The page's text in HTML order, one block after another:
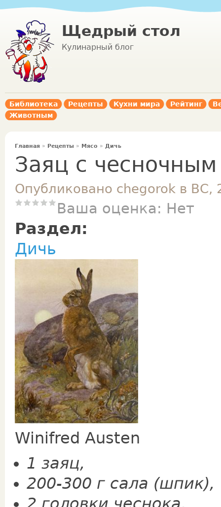
Щедрый стол
Кулинарный блог
Библиотека Рецепты Кухни мира Рейтинг
Животным
Главная » Рецепты » Мясо » Дичь
Заяц с
Опубликовано chegorok в ВС,
Ваша оценка: Нет
Раздел:
Дичь
Winifred Austen
1 заяц,
200-300 г сала (шпик),